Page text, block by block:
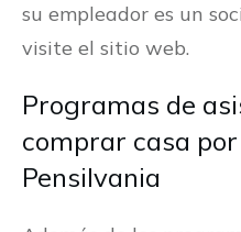
su empleador es un
visite el sitio web.
Programas de
comprar casa
Pensilvania